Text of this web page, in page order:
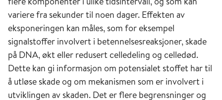
endringer i forekomst eller ikke, så
representerer sykdommen et stort
helseproblem og er en viktig folkesykdom blant
barn og ungdom. Den betydelige nytten av å
forebygge slike sykdommer understrekes av
data som indikerer at astma i barnealderen øker
risikoen for utvikling av KOLS senere i livet [8].
variere fra sekunder til noen dager. Effekten av
eksponeringen kan måles, som for eksempel
signalstoffer involvert i betennelsesreaksjoner, skade
på DNA, økt eller redusert celledeling og celledød.
Dette kan gi informasjon om potensialet stoffet har til
å utløse skade og om mekanismen som er involvert i
utviklingen av skaden. Det er flere begrensninger og